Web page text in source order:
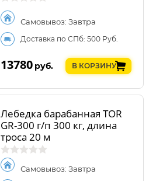
Самовывоз: Завтра
Доставка по СПб: 500 Руб.
13780 руб. В КОРЗИНУ
Лебедка барабанная TOR
GR-300 г/п 300 кг, длина
троса 20 м
Самовывоз: Завтра